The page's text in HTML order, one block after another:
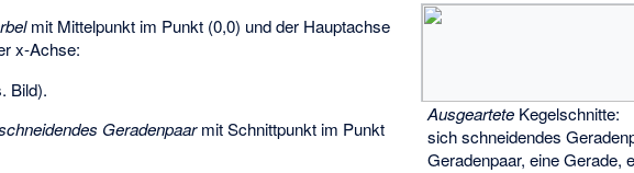
Ausgeartete Kegelschnitte:
sich schneidendes
Geradenpaar, eine Gerade,
mit Mittelpunkt im Punkt (0,0) und der Hauptachse
x-Achse:
Bild).
Geradenpaarmit Schnittpunkt im Punkt